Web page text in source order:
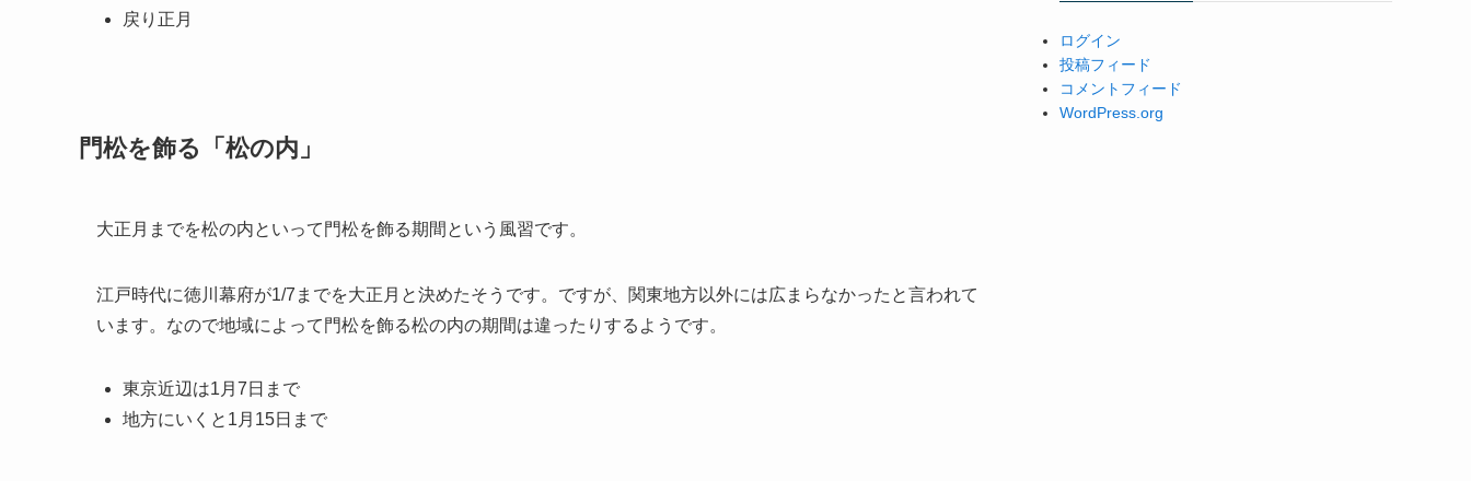
戻り正月
門松を飾る「松の内」
大正月までを松の内といって門松を飾る期間という風習です。
江戸時代に徳川幕府が1/7までを大正月と決めたそうです。ですが、関東地方以外には広まらなかったと言われて
います。なので地域によって門松を飾る松の内の期間は違ったりするようです。
東京近辺は1月7日まで
地方にいくと1月15日まで
ログイン
投稿フィード
コメントフィード
WordPress.org